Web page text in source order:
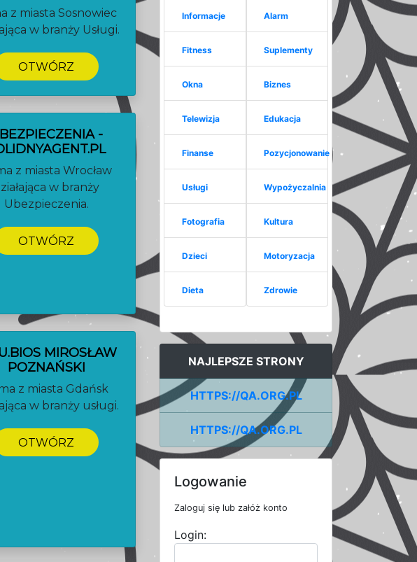
z miasta Sosnowiec
w branży Usługi.
OTWÓRZ
-
z miasta Wrocław
w branży
Ubezpieczenia.
OTWÓRZ
MIROSŁAW
POZNAŃSKI
z miasta Gdańsk
w branży usługi.
OTWÓRZ
Informacje
Fitness
Okna
Telewizja
Finanse
Usługi
Fotografia
Dzieci
Dieta
Alarm
Suplementy
Biznes
Edukacja
Pozycjonowanie
Wypożyczalnia
Kultura
Motoryzacja
Zdrowie
NAJLEPSZE STRONY
HTTPS://QA.ORG.PL
HTTPS://QA.ORG.PL
Logowanie
Zaloguj się lub załóż konto
Login: